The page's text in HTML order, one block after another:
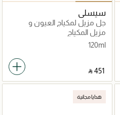
سيسلي
جل مزيل لمكياج العيون و
الشفاه
مزيل المكياج
120ml
‎ ⃁ ⁦451⁩ ‎
هدايا مجانية